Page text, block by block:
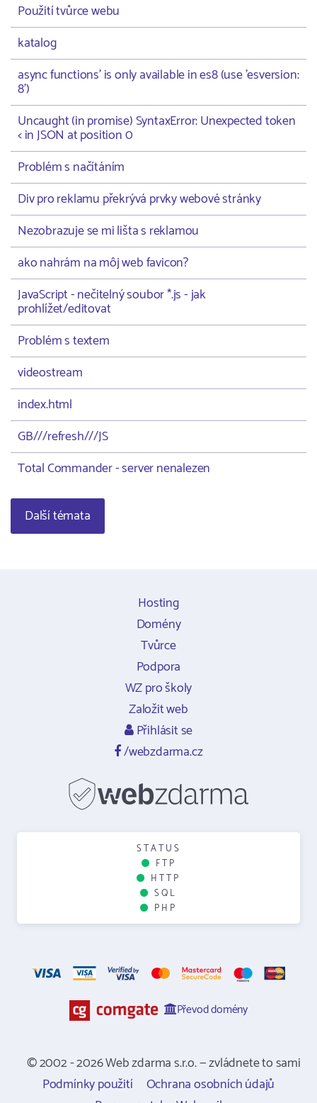
Použití tvůrce webu
katalog
async functions' is only available in es8 (use 'esversion:
8')
Uncaught (in promise) SyntaxError: Unexpected token
< in JSON at position 0
Problém s načítáním
Div pro reklamu překrývá prvky webové stránky
Nezobrazuje se mi lišta s reklamou
ako nahrám na môj web favicon?
JavaScript - nečitelný soubor *.js - jak
prohlížet/editovat
Problém s textem
videostream
index.html
GB///refresh///JS
Total Commander - server nenalezen
Další témata
Hosting
Domény
Tvůrce
Podpora
WZ pro školy
Založit web
Přihlásit se
/webzdarma.cz
STATUS
FTP
HTTP
SQL
PHP
Převod domény
© 2002 - 2026 Web zdarma s.r.o. — zvládnete to sami
Podmínky použití
Ochrana osobních údajů